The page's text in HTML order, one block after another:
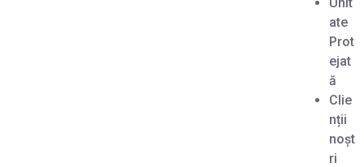
ate
Prot
ejat
ă
Clie
nții
noșt
ri